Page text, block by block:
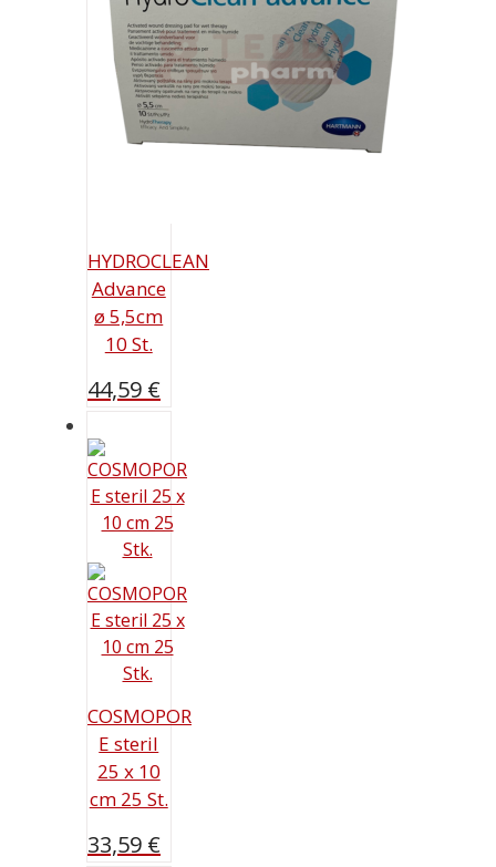
HYDROCLEAN
Advance
ø 5,5cm
10 St.
44,59 €
COSMOPOR
E steril
25 x 10
cm 25 St.
33,59 €